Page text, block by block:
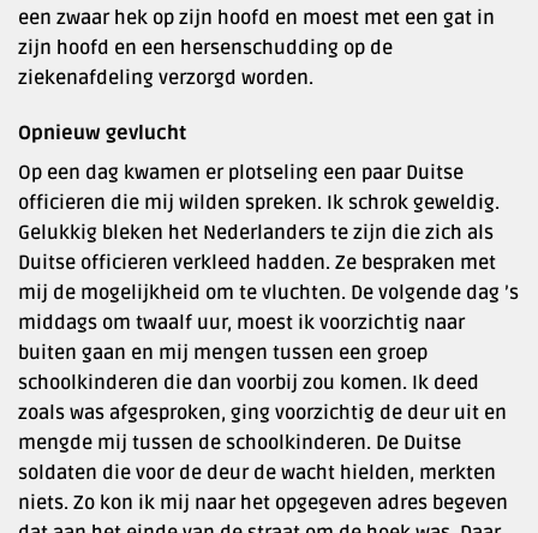
een zwaar hek op zijn hoofd en moest met een gat in
zijn hoofd en een hersenschudding op de
ziekenafdeling verzorgd worden.
Opnieuw gevlucht
Op een dag kwamen er plotseling een paar Duitse
officieren die mij wilden spreken. Ik schrok geweldig.
Gelukkig bleken het Nederlanders te zijn die zich als
Duitse officieren verkleed hadden. Ze bespraken met
mij de mogelijkheid om te vluchten. De volgende dag ’s
middags om twaalf uur, moest ik voorzichtig naar
buiten gaan en mij mengen tussen een groep
schoolkinderen die dan voorbij zou komen. Ik deed
zoals was afgesproken, ging voorzichtig de deur uit en
mengde mij tussen de schoolkinderen. De Duitse
soldaten die voor de deur de wacht hielden, merkten
niets. Zo kon ik mij naar het opgegeven adres begeven